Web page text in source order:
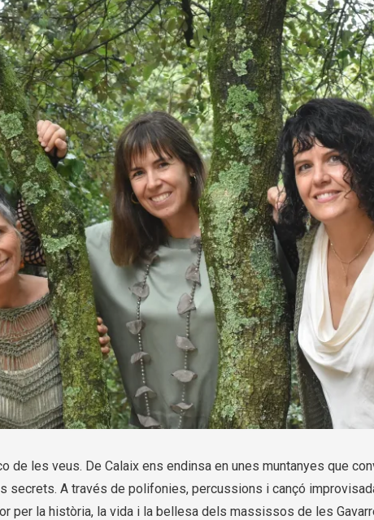
de les veus. De Calaix ens endinsa en unes muntanyes que
secrets. A través de polifonies, percussions i cançó
per la història, la vida i la bellesa dels massissos de les